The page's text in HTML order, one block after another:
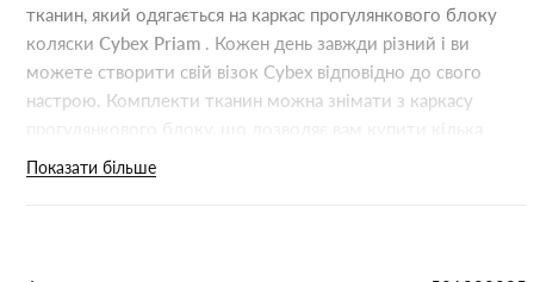
тканин, який одягається на каркас прогулянкового блоку
коляски Cybex Priam . Кожен день завжди різний і ви
можете створити свій візок Cybex відповідно до свого
настрою. Комплекти тканин можна знімати з каркасу
прогулянкового блоку, що дозволяє вам купити кілька
різних кольорів і вибирати між стильними кольорами, або
Показати більше